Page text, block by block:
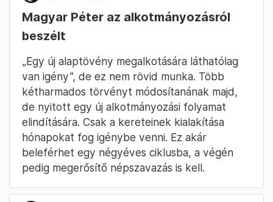
Magyar Péter az alkotmányozásról
beszélt
„Egy új alaptövény megalkotására láthatólag
van igény”, de ez nem rövid munka. Több
kétharmados törvényt módosítanának majd,
de nyitott egy új alkotmányozási folyamat
elindítására. Csak a kereteinek kialakítása
hónapokat fog igénybe venni. Ez akár
beleférhet egy négyéves ciklusba, a végén
pedig megerősítő népszavazás is kell.